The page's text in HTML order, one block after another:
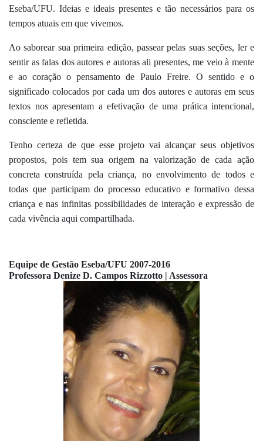
Eseba/UFU. Ideias e ideais presentes e tão necessários para os
tempos atuais em que vivemos.
Ao saborear sua primeira edição, passear pelas suas seções, ler e
sentir as falas dos autores e autoras ali presentes, me veio à mente
e ao coração o pensamento de Paulo Freire. O sentido e o
significado colocados por cada um dos autores e autoras em seus
textos nos apresentam a efetivação de uma prática intencional,
consciente e refletida.
Tenho certeza de que esse projeto vai alcançar seus objetivos
propostos, pois tem sua origem na valorização de cada ação
concreta construída pela criança, no envolvimento de todos e
todas que participam do processo educativo e formativo dessa
criança e nas infinitas possibilidades de interação e expressão de
cada vivência aqui compartilhada.
Equipe de Gestão Eseba/UFU 2007-2016
Professora Denize D. Campos Rizzotto | Assessora